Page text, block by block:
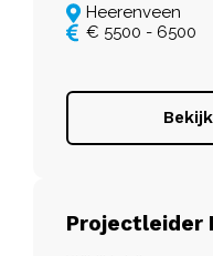
Heerenveen
€ 5500 - 6500
Projectleider